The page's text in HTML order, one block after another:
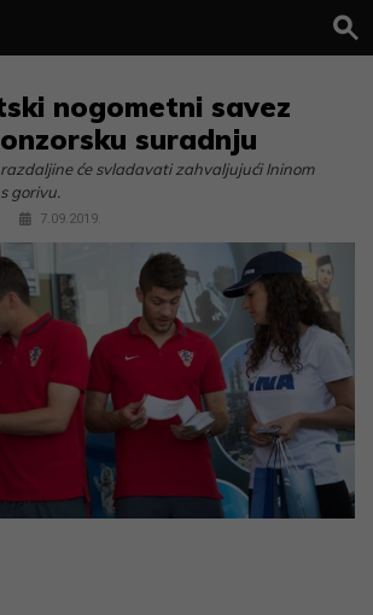
nogometni savez
suradnju
će svladavati zahvaljujući Ininom
gorivu.
7.09.2019.